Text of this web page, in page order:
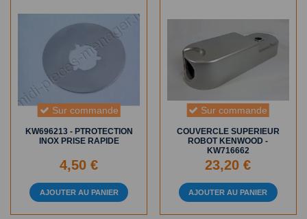
Sur commande
KW696213 - PTROTECTION
INOX PRISE RAPIDE
4,50 €
AJOUTER AU PANIER
Sur commande
COUVERCLE SUPERIEUR
ROBOT KENWOOD -
KW716662
23,20 €
AJOUTER AU PANIER